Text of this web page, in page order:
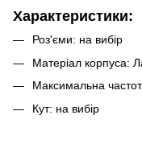
Характеристики:
Роз'єми: на вибір
Матеріал корпуса:
Максимальна
Кут: на вибір